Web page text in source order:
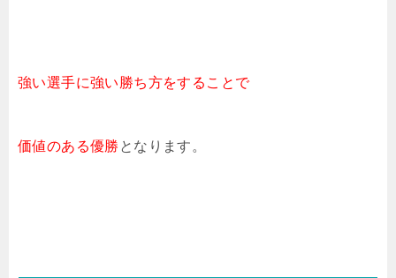
強い選手に強い勝ち方をすることで
価値のある優勝 となります。